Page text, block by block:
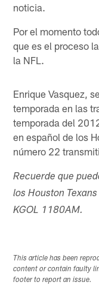
noticia.
Por el momento
que es el proceso
la NFL.
Enrique Vasquez,
temporada en las
temporada del
en español de los
número 22
Recuerde que
los Houston
KGOL 1180AM.
This article has been
content or contain faulty
footer to report an issue.